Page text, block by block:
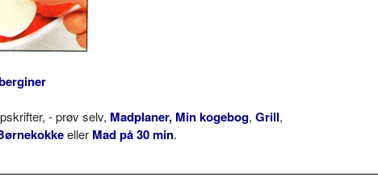
- prøv selv, Madplaner, Min kogebog, Grill,
eller Mad på 30 min.